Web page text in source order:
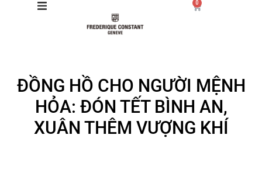
Manufacture
Sản phẩm
0
ĐỒNG HỒ CHO NGƯỜI MỆNH
HỎA: ĐÓN TẾT BÌNH AN,
XUÂN THÊM VƯỢNG KHÍ